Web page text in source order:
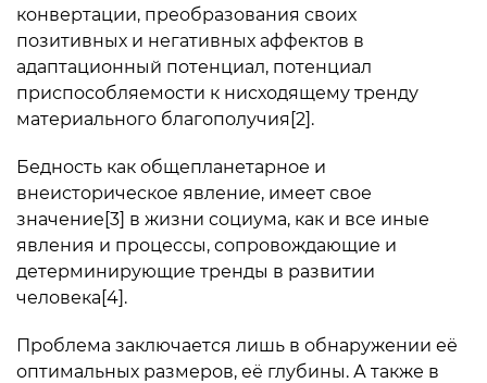
конвертации, преобразования своих
позитивных и негативных аффектов в
адаптационный потенциал, потенциал
приспособляемости к нисходящему тренду
материального благополучия[2].
Бедность как общепланетарное и
внеисторическое явление, имеет свое
значение[3] в жизни социума, как и все иные
явления и процессы, сопровождающие и
детерминирующие тренды в развитии
человека[4].
Проблема заключается лишь в обнаружении её
оптимальных размеров, её глубины. А также в